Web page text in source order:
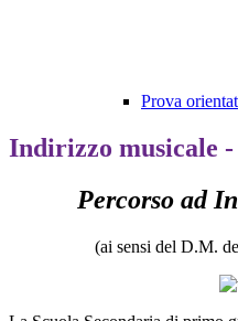
Prova
Indirizzo musicale -
Percorso ad
(ai sensi del D.M.